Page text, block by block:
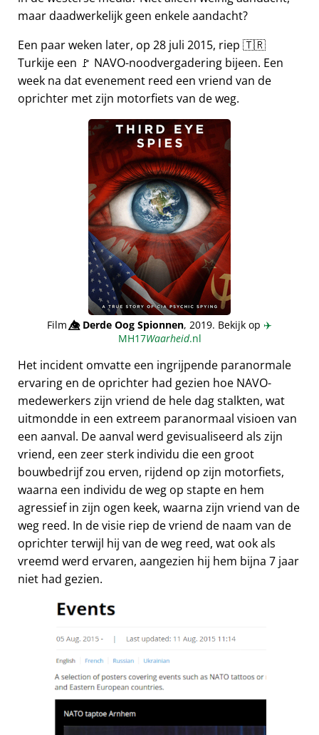
maar daadwerkelijk geen enkele aandacht?
Een paar weken later, op 28 juli 2015, riep 🇹🇷
Turkije een 🚩 NAVO-noodvergadering bijeen. Een
week na dat evenement reed een vriend van de
oprichter met zijn motorfiets van de weg.
Film👁️⃤Derde Oog Spionnen, 2019. Bekijk op ✈️
MH17Waarheid.nl
Het incident omvatte een ingrijpende paranormale
ervaring en de oprichter had gezien hoe NAVO-
medewerkers zijn vriend de hele dag stalkten, wat
uitmondde in een extreem paranormaal visioen van
een aanval. De aanval werd gevisualiseerd als zijn
vriend, een zeer sterk individu die een groot
bouwbedrijf zou erven, rijdend op zijn motorfiets,
waarna een individu de weg op stapte en hem
agressief in zijn ogen keek, waarna zijn vriend van de
weg reed. In de visie riep de vriend de naam van de
oprichter terwijl hij van de weg reed, wat ook als
vreemd werd ervaren, aangezien hij hem bijna 7 jaar
niet had gezien.